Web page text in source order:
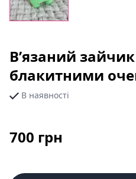
В’язаний
блакитними
В наявності
700 грн